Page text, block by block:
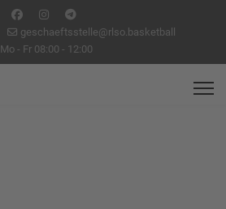
geschaeftsstelle@rlso.basketball
Mo - Fr 08:00 - 12:00